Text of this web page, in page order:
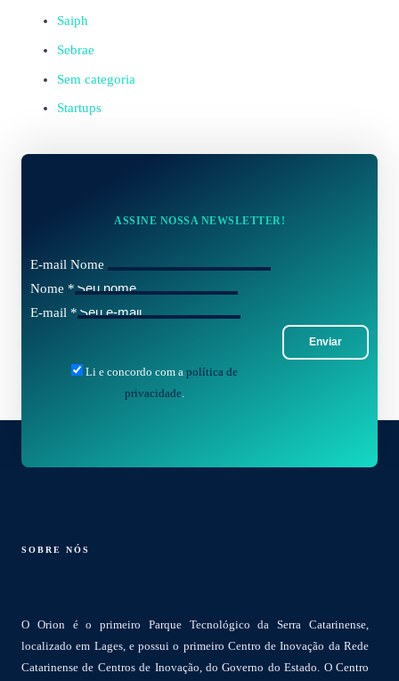
Saiph
Sebrae
Sem categoria
Startups
ASSINE NOSSA NEWSLETTER!
E-mail Nome
Nome *
E-mail *
Enviar
Li e concordo com a política de
privacidade.
SOBRE NÓS
O Orion é o primeiro Parque Tecnológico da Serra Catarinense,
localizado em Lages, e possui o primeiro Centro de Inovação da Rede
Catarinense de Centros de Inovação, do Governo do Estado. O Centro